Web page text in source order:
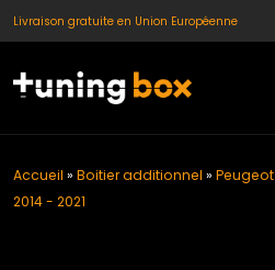
Livraison gratuite en Union Européenne
Accueil » Boitier additionnel » Peugeot
2014 - 2021